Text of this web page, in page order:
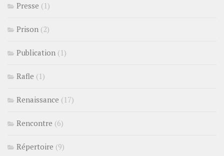
Presse (1)
Prison (2)
Publication (1)
Rafle (1)
Renaissance (17)
Rencontre (6)
Répertoire (9)